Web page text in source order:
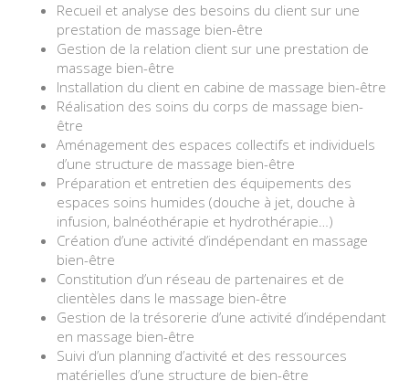
Recueil et analyse des besoins du client sur une
prestation de massage bien-être
Gestion de la relation client sur une prestation de
massage bien-être
Installation du client en cabine de massage bien-être
Réalisation des soins du corps de massage bien-
être
Aménagement des espaces collectifs et individuels
d’une structure de massage bien-être
Préparation et entretien des équipements des
espaces soins humides (douche à jet, douche à
infusion, balnéothérapie et hydrothérapie…)
Création d’une activité d’indépendant en massage
bien-être
Constitution d’un réseau de partenaires et de
clientèles dans le massage bien-être
Gestion de la trésorerie d’une activité d’indépendant
en massage bien-être
Suivi d’un planning d’activité et des ressources
matérielles d’une structure de bien-être